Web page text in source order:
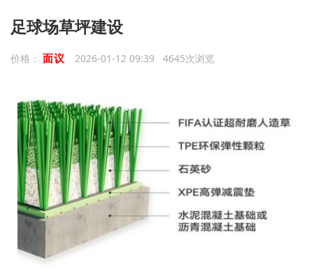
足球场草坪建设
价格： 面议 2026-01-12 09:39 4645次浏览